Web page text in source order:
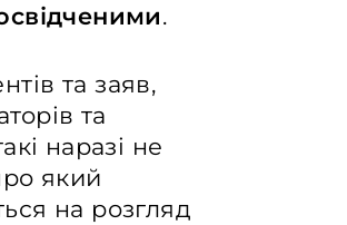
.
та заяв,
та
наразі не
який
на розгляд